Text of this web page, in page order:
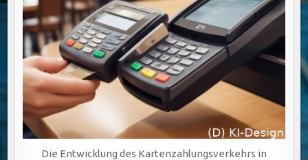
Die Entwicklung des Kartenzahlungsverkehrs in